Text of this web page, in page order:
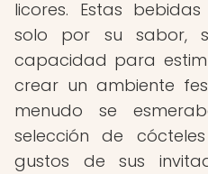
licores. Estas
solo por su sabor,
capacidad para
crear un ambiente
menudo se
selección de
gustos de sus